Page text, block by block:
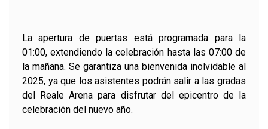
La apertura de puertas está programada para la
01:00, extendiendo la celebración hasta las 07:00 de
la mañana. Se garantiza una bienvenida inolvidable al
2025, ya que los asistentes podrán salir a las gradas
del Reale Arena para disfrutar del epicentro de la
celebración del nuevo año.